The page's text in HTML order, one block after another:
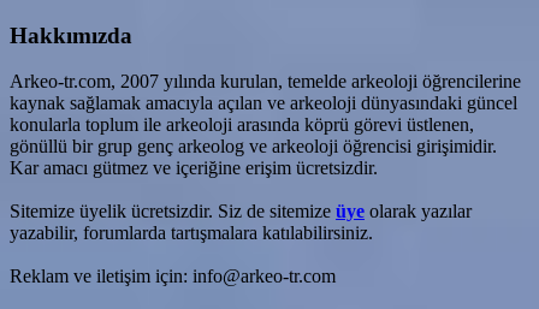
Hakkımızda
Arkeo-tr.com, 2007 yılında kurulan, temelde arkeoloji öğrencilerine
kaynak sağlamak amacıyla açılan ve arkeoloji dünyasındaki güncel
konularla toplum ile arkeoloji arasında köprü görevi üstlenen,
gönüllü bir grup genç arkeolog ve arkeoloji öğrencisi girişimidir.
Kar amacı gütmez ve içeriğine erişim ücretsizdir.
Sitemize üyelik ücretsizdir. Siz de sitemize üye olarak yazılar
yazabilir, forumlarda tartışmalara katılabilirsiniz.
Reklam ve iletişim için: info@arkeo-tr.com